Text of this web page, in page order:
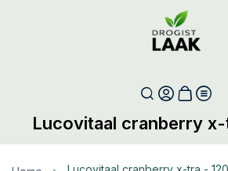
Lucovitaal cranberry